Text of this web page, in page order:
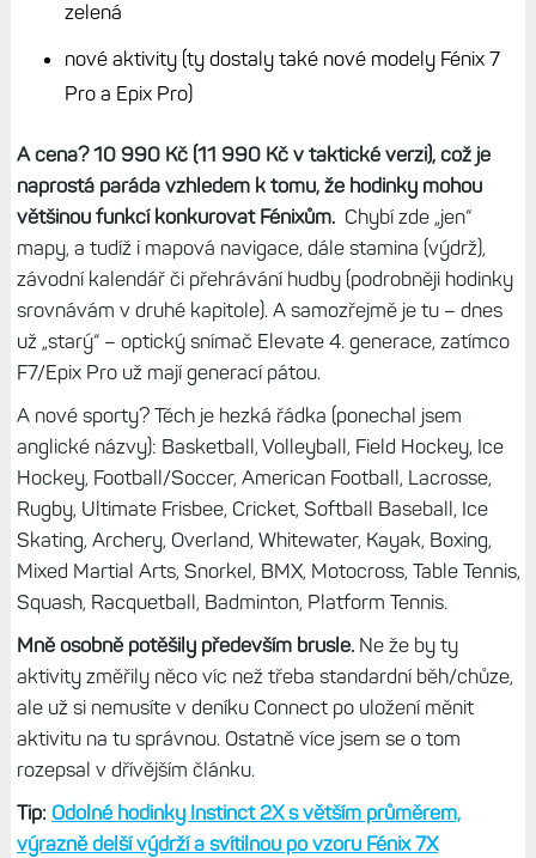
zelená
nové aktivity (ty dostaly také nové modely Fénix 7
Pro a Epix Pro)
A cena? 10 990 Kč (11 990 Kč v taktické verzi), což je
naprostá paráda vzhledem k tomu, že hodinky mohou
většinou funkcí konkurovat Fénixům. Chybí zde „jen“
mapy, a tudíž i mapová navigace, dále stamina (výdrž),
závodní kalendář či přehrávání hudby (podrobněji hodinky
srovnávám v druhé kapitole). A samozřejmě je tu – dnes
už „starý“ – optický snímač Elevate 4. generace, zatímco
F7/Epix Pro už mají generací pátou.
A nové sporty? Těch je hezká řádka (ponechal jsem
anglické názvy): Basketball, Volleyball, Field Hockey, Ice
Hockey, Football/Soccer, American Football, Lacrosse,
Rugby, Ultimate Frisbee, Cricket, Softball Baseball, Ice
Skating, Archery, Overland, Whitewater, Kayak, Boxing,
Mixed Martial Arts, Snorkel, BMX, Motocross, Table Tennis,
Squash, Racquetball, Badminton, Platform Tennis.
Mně osobně potěšily především brusle.Ne že by ty
aktivity změřily něco víc než třeba standardní běh/chůze,
ale už si nemusíte v deníku Connect po uložení měnit
aktivitu na tu správnou. Ostatně více jsem se o tom
rozepsal v dřívějším článku.
Tip: Odolné hodinky Instinct 2X s větším průměrem,
výrazně delší výdrží a svítilnou po vzoru Fénix 7X